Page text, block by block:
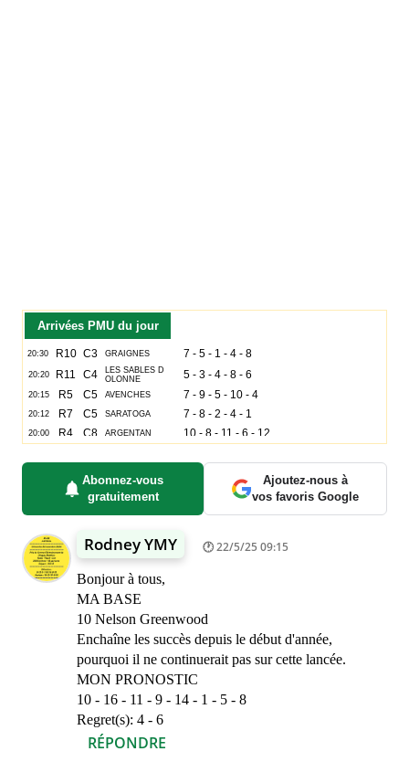
Arrivées PMU du jour
Abonnez-vous
gratuitement
Ajoutez-nous à
vos favoris Google
Rodney YMY 22/5/25 09:15
Bonjour à tous,
MA BASE
10 Nelson Greenwood
Enchaîne les succès depuis le début d'année,
pourquoi il ne continuerait pas sur cette lancée.
MON PRONOSTIC
10 - 16 - 11 - 9 - 14 - 1 - 5 - 8
Regret(s): 4 - 6
RÉPONDRE